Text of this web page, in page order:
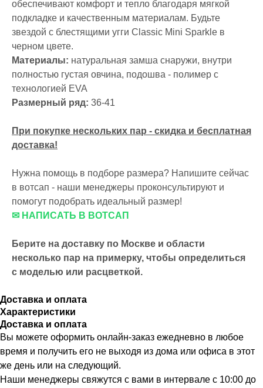
обеспечивают комфорт и тепло благодаря мягкой
подкладке и качественным материалам. Будьте
звездой с блестящими угги Classic Mini Sparkle в
черном цвете.
Материалы: натуральная замша снаружи, внутри
полностью густая овчина, подошва - полимер с
технологией EVA
Размерный ряд: 36-41
При покупке нескольких пар - скидка и бесплатная
доставка!
Нужна помощь в подборе размера? Напишите сейчас
в вотсап - наши менеджеры проконсультируют и
помогут подобрать идеальный размер!
✉ НАПИСАТЬ В ВОТСАП
Берите на доставку по Москве и области
несколько пар на примерку, чтобы определиться
с моделью или расцветкой.
Доставка и оплата
Характеристики
Доставка и оплата
Вы можете оформить онлайн-заказ ежедневно в любое
время и получить его не выходя из дома или офиса в этот
же день или на следующий.
Наши менеджеры свяжутся с вами в интервале с 10:00 до